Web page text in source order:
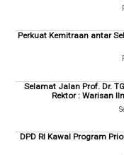
Perkuat Kemitraan antar
Selamat Jalan Prof. Dr.
Rektor : Warisan
DPD RI Kawal Program